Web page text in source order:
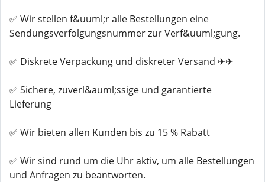
✅ Wir stellen f&uuml;r alle Bestellungen eine
Sendungsverfolgungsnummer zur Verf&uuml;gung.
✅ Diskrete Verpackung und diskreter Versand ✈✈
✅ Sichere, zuverl&auml;ssige und garantierte
Lieferung
✅ Wir bieten allen Kunden bis zu 15 % Rabatt
✅ Wir sind rund um die Uhr aktiv, um alle Bestellungen
und Anfragen zu beantworten.